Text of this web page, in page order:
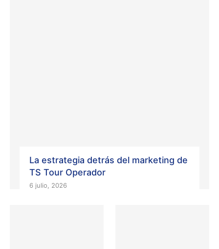
La estrategia detrás del marketing de
TS Tour Operador
6 julio, 2026